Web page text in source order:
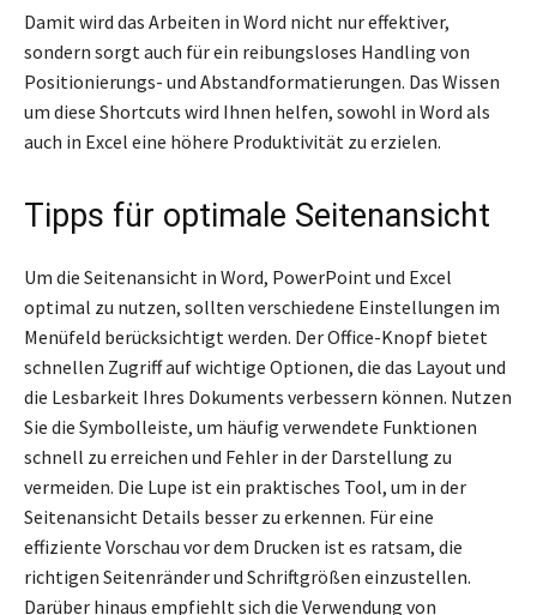
Damit wird das Arbeiten in Word nicht nur effektiver,
sondern sorgt auch für ein reibungsloses Handling von
Positionierungs- und Abstandformatierungen. Das Wissen
um diese Shortcuts wird Ihnen helfen, sowohl in Word als
auch in Excel eine höhere Produktivität zu erzielen.
Tipps für optimale Seitenansicht
Um die Seitenansicht in Word, PowerPoint und Excel
optimal zu nutzen, sollten verschiedene Einstellungen im
Menüfeld berücksichtigt werden. Der Office-Knopf bietet
schnellen Zugriff auf wichtige Optionen, die das Layout und
die Lesbarkeit Ihres Dokuments verbessern können. Nutzen
Sie die Symbolleiste, um häufig verwendete Funktionen
schnell zu erreichen und Fehler in der Darstellung zu
vermeiden. Die Lupe ist ein praktisches Tool, um in der
Seitenansicht Details besser zu erkennen. Für eine
effiziente Vorschau vor dem Drucken ist es ratsam, die
richtigen Seitenränder und Schriftgrößen einzustellen.
Darüber hinaus empfiehlt sich die Verwendung von